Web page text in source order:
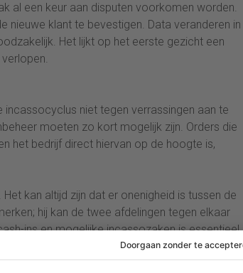
al een keur aan disputen voorkomen worden.
nieuwe klant te bevestigen. Data veranderen in
Het lijkt op het eerste gezicht een
niet tegen verrassingen aan te
moeten zo kort mogelijk zijn. Orders die
het bedrijf direct hiervan op de hoogte is,
kan altijd zijn dat er onenigheid is tussen de
hij kan de twee afdelingen tegen elkaar
ins en mogelijke incassozaken is essentieel.
dienen mee te helpen bij het incasseren van
kan zijn tussen de klantgrootte in order